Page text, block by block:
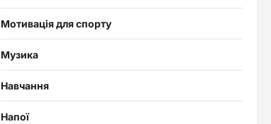
Мотивація для спорту
Музика
Навчання
Напої